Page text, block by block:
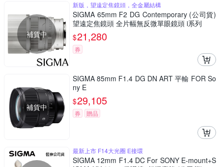
補貨中
新版，望遠定焦鏡頭，全金屬結構
SIGMA 65mm F2 DG Contemporary (公司貨)
望遠定焦鏡頭 全片幅無反微單眼鏡頭 i系列
$21,280
券
補貨中
SIGMA 85mm F1.4 DG DN ART 平輸 FOR So
ny E
$29,105
券 贈品
最新上市 F14大光圈 E接環
SIGMA 12mm F1.4 DC For SONY E-mount+S